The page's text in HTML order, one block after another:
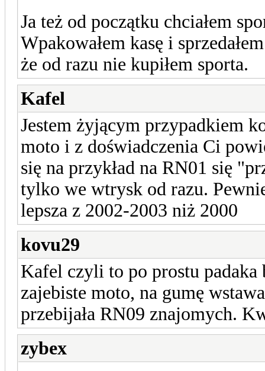
Ja też od początku chciałem
Wpakowałem kasę i
że od razu nie kupiłem sporta.
Kafel
Jestem żyjącym przypadkiem
moto i z doświadczenia Ci
się na przykład na RN01 się
tylko we wtrysk od razu.
lepsza z 2002-2003 niż 2000
kovu29
Kafel czyli to po prostu padaka
zajebiste moto, na gumę
przebijała RN09 znajomych.
zybex